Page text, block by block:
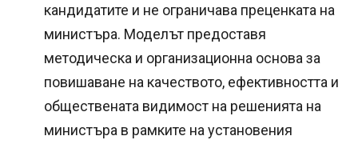
кандидатите и не ограничава преценката на
министъра. Моделът предоставя
методическа и организационна основа за
повишаване на качеството, ефективността и
обществената видимост на решенията на
министъра в рамките на установения